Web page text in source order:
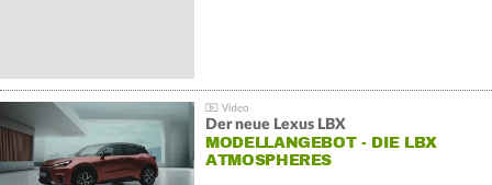
Der neue Lexus LBX
MODELLANGEBOT - DIE LBX
ATMOSPHERES